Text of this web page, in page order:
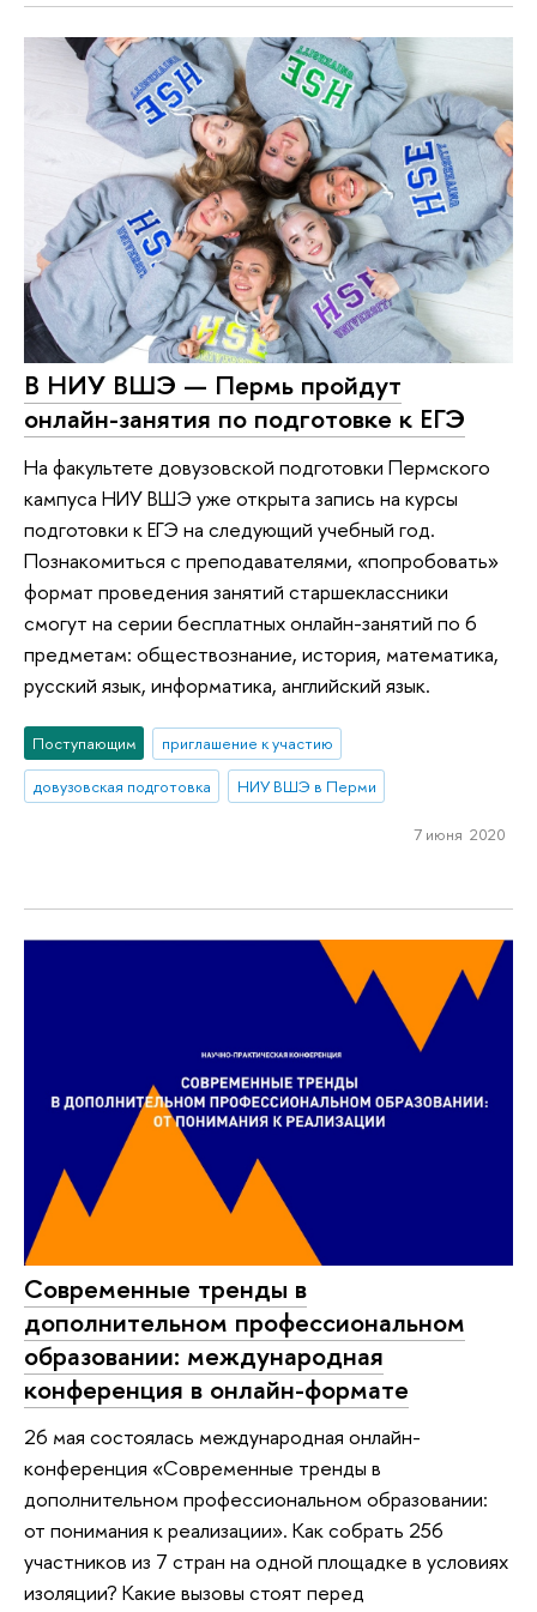
В НИУ ВШЭ — Пермь пройдут
онлайн-занятия по подготовке к ЕГЭ
На факультете довузовской подготовки Пермского
кампуса НИУ ВШЭ уже открыта запись на курсы
подготовки к ЕГЭ на следующий учебный год.
Познакомиться с преподавателями, «попробовать»
формат проведения занятий старшеклассники
смогут на серии бесплатных онлайн-занятий по 6
предметам: обществознание, история, математика,
русский язык, информатика, английский язык.
Поступающим
приглашение к участию
довузовская подготовка
НИУ ВШЭ в Перми
7 июня 2020
Современные тренды в
дополнительном профессиональном
образовании: международная
конференция в онлайн-формате
26 мая состоялась международная онлайн-
конференция «Современные тренды в
дополнительном профессиональном образовании:
от понимания к реализации». Как собрать 256
участников из 7 стран на одной площадке в условиях
изоляции? Какие вызовы стоят перед